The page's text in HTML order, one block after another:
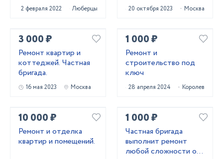
2 февраля 2022 Люберцы 20 октября 2023 Москва
3 000 ₽
Ремонт квартир и
коттеджей. Частная
бригада.
16 мая 2023 Москва
1 000 ₽
Ремонт и
строительство под
ключ
28 апреля 2024 Королев
10 000 ₽
Ремонт и отделка
квартир и помещений.
1 000 ₽
Частная бригада
выполнит ремонт
любой сложности от